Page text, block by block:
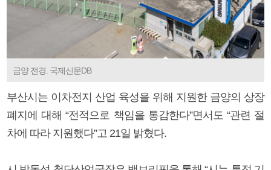
금양 전경. 국제신문DB
부산시는 이차전지 산업 육성을 위해 지원한 금양의 상장
폐지에 대해 “전적으로 책임을 통감한다”면서도 “관련 절
차에 따라 지원했다”고 21일 밝혔다.